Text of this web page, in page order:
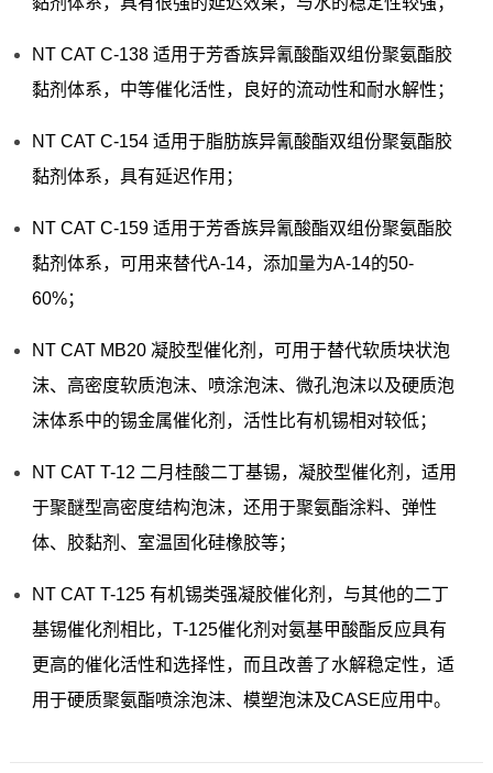
NT CAT C-138 适用于芳香族异氰酸酯双组份聚氨酯胶
黏剂体系，中等催化活性，良好的流动性和耐水解性；
NT CAT C-154 适用于脂肪族异氰酸酯双组份聚氨酯胶
黏剂体系，具有延迟作用；
NT CAT C-159 适用于芳香族异氰酸酯双组份聚氨酯胶
黏剂体系，可用来替代A-14，添加量为A-14的50-
60%；
NT CAT MB20 凝胶型催化剂，可用于替代软质块状泡
沫、高密度软质泡沫、喷涂泡沫、微孔泡沫以及硬质泡
沫体系中的锡金属催化剂，活性比有机锡相对较低；
NT CAT T-12 二月桂酸二丁基锡，凝胶型催化剂，适用
于聚醚型高密度结构泡沫，还用于聚氨酯涂料、弹性
体、胶黏剂、室温固化硅橡胶等；
NT CAT T-125 有机锡类强凝胶催化剂，与其他的二丁
基锡催化剂相比，T-125催化剂对氨基甲酸酯反应具有
更高的催化活性和选择性，而且改善了水解稳定性，适
用于硬质聚氨酯喷涂泡沫、模塑泡沫及CASE应用中。